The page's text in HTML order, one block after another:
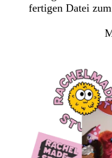
fertigen Datei